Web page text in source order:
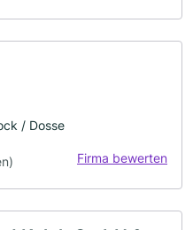
/ Dosse
Firma bewerten